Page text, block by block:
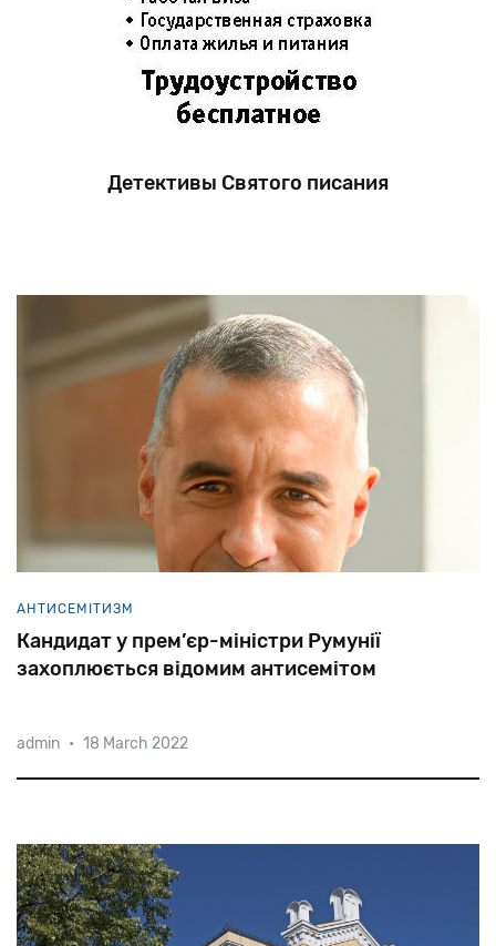
Детективы Святого писания
АНТИСЕМІТИЗМ
Кандидат у прем’єр-міністри Румунії
захоплюється відомим антисемітом
Почесний президент
заявив, що фашист і антисеміт, лідер легіонерів
admin • 18 March 2022